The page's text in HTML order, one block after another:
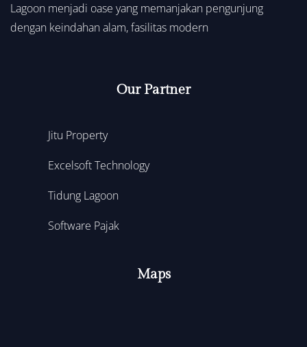
Lagoon menjadi oase yang memanjakan pengunjung
dengan keindahan alam, fasilitas modern
Our Partner
Jitu Property
Excelsoft Technology
Tidung Lagoon
Software Pajak
Maps